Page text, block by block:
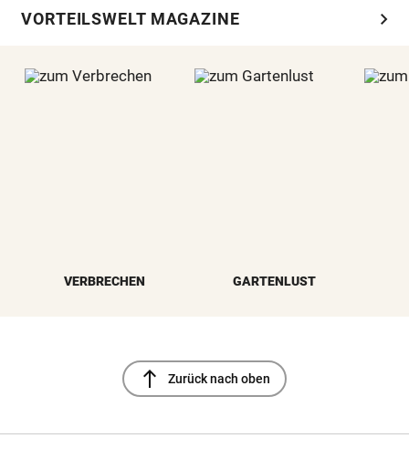
VORTEILSWELT MAGAZINE chevron_right
VERBRECHEN GARTENLUST
north Zurück nach oben